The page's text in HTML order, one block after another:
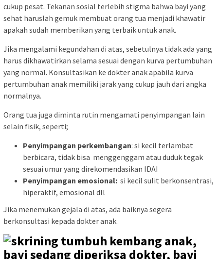
cukup pesat. Tekanan sosial terlebih stigma bahwa bayi yang
sehat haruslah gemuk membuat orang tua menjadi khawatir
apakah sudah memberikan yang terbaik untuk anak.
Jika mengalami kegundahan di atas, sebetulnya tidak ada yang
harus dikhawatirkan selama sesuai dengan kurva pertumbuhan
yang normal. Konsultasikan ke dokter anak apabila kurva
pertumbuhan anak memiliki jarak yang cukup jauh dari angka
normalnya.
Orang tua juga diminta rutin mengamati penyimpangan lain
selain fisik, seperti;
Penyimpangan perkembangan: si kecil terlambat
berbicara, tidak bisa menggenggam atau duduk tegak
sesuai umur yang direkomendasikan IDAI
Penyimpangan emosional: si kecil sulit berkonsentrasi,
hiperaktif, emosional dll
Jika menemukan gejala di atas, ada baiknya segera
berkonsultasi kepada dokter anak.